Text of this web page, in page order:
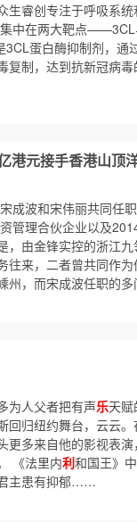
生睿创专注于呼吸系
中在两大靶点——3CL
3CL蛋白酶抑制剂，通
复制，达到抗新冠病
港元接手香港山顶
成波和宋伟丽共同任
管理合伙企业以及
，由金锋实控的浙江
往来，二者曾共同作为
州，而宋成波任职的
为人父者把有声乐天
归纽约舞台，云云。
更多来自他的影视表
《法里内利和国王》
主患有抑郁……